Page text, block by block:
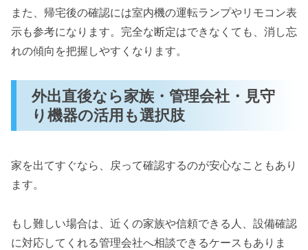
また、帰宅後の確認には室内機の運転ランプやリモコン表
示も参考になります。完全な断定はできなくても、消し忘
れの傾向を把握しやすくなります。
外出直後なら家族・管理会社・見守
り機器の活用も選択肢
家を出てすぐなら、戻って確認するのが安心なこともあり
ます。
もし難しい場合は、近くの家族や信頼できる人、設備確認
に対応してくれる管理会社へ相談できるケースもありま